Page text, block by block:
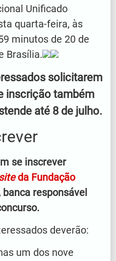
Unificado
quarta-feira, às
minutos de 20 de
Brasília.
solicitarem
inscrição também
até 8 de julho.
se inscrever
da Fundação
responsável
deverão:
um dos nove